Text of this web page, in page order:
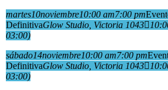
martes10noviembre10:00 am7:00 pm
DefinitivaGlow Studio , Victoria 1043
03:00)
sábado14noviembre10:00 am7:00 pm
DefinitivaGlow Studio , Victoria 1043
03:00)